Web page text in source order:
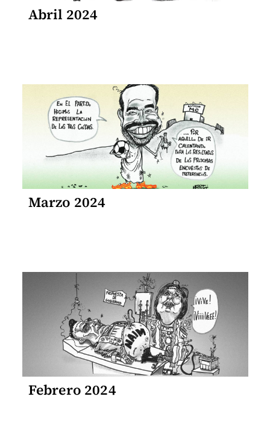
Abril 2024
Marzo 2024
Febrero 2024